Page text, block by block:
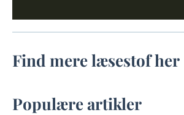
Find mere læsestof her
Populære artikler